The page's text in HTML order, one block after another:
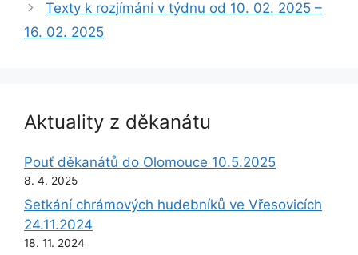
Texty k rozjímání v týdnu od 10. 02. 2025 –
16. 02. 2025
Aktuality z děkanátu
Pouť děkanátů do Olomouce 10.5.2025
8. 4. 2025
Setkání chrámových hudebníků ve Vřesovicích
24.11.2024
18. 11. 2024